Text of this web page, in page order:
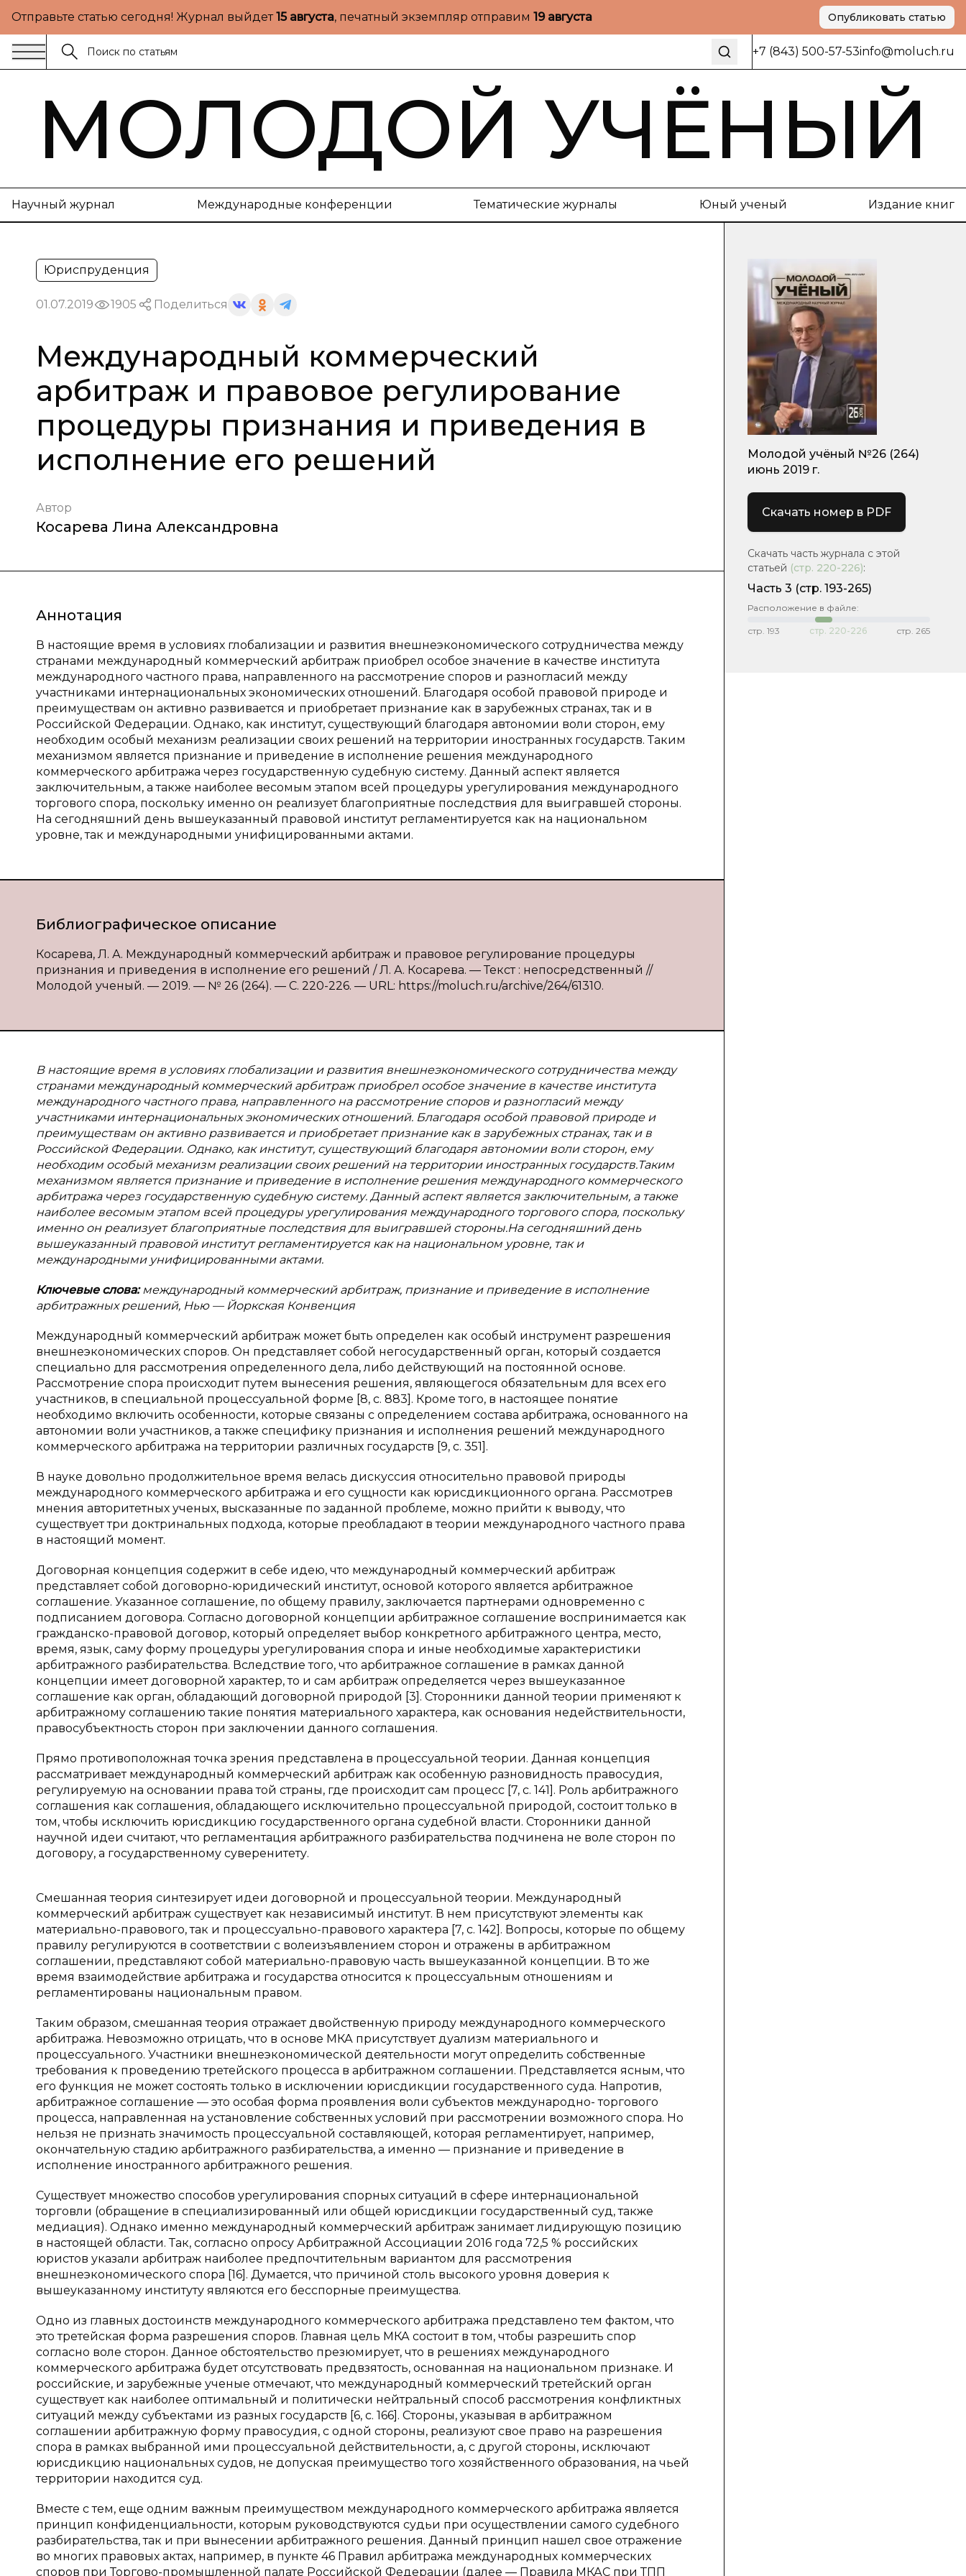
Отправьте статью сегодня! Журнал выйдет15 августа, печатный экземпляр отправим 19 августа Опубликовать статью
+7 (843) 500-57-53info@moluch.ru
МОЛОДОЙ УЧЁНЫЙ
Научный журнал Международные конференции Тематические журналы Юный ученый Издание книг
Юриспруденция
01.07.2019 1905 Поделиться
Международный коммерческий
арбитраж и правовое регулирование
процедуры признания и приведения в
исполнение его решений
Автор
Косарева Лина Александровна
Аннотация
В настоящие время в условиях глобализации и развития внешнеэкономического сотрудничества между
странами международный коммерческий арбитраж приобрел особое значение в качестве института
международного частного права, направленного на рассмотрение споров и разногласий между
участниками интернациональных экономических отношений. Благодаря особой правовой природе и
преимуществам он активно развивается и приобретает признание как в зарубежных странах, так и в
Российской Федерации. Однако, как институт, существующий благодаря автономии воли сторон, ему
необходим особый механизм реализации своих решений на территории иностранных государств. Таким
механизмом является признание и приведение в исполнение решения международного
коммерческого арбитража через государственную судебную систему. Данный аспект является
заключительным, а также наиболее весомым этапом всей процедуры урегулирования международного
торгового спора, поскольку именно он реализует благоприятные последствия для выигравшей стороны.
На сегодняшний день вышеуказанный правовой институт регламентируется как на национальном
уровне, так и международными унифицированными актами.
Библиографическое описание
Косарева, Л. А. Международный коммерческий арбитраж и правовое регулирование процедуры
признания и приведения в исполнение его решений / Л. А. Косарева. — Текст : непосредственный //
Молодой ученый. — 2019. — № 26 (264). — С. 220-226. — URL: https://moluch.ru/archive/264/61310.
В настоящие время в условиях глобализации и развития внешнеэкономического сотрудничества между
странами международный коммерческий арбитраж приобрел особое значение в качестве института
международного частного права, направленного на рассмотрение споров и разногласий между
участниками интернациональных экономических отношений. Благодаря особой правовой природе и
преимуществам он активно развивается и приобретает признание как в зарубежных странах, так и в
Российской Федерации. Однако, как институт, существующий благодаря автономии воли сторон, ему
необходим особый механизм реализации своих решений на территории иностранных государств.Таким
механизмом является признание и приведение в исполнение решения международного коммерческого
арбитража через государственную судебную систему. Данный аспект является заключительным, а также
наиболее весомым этапом всей процедуры урегулирования международного торгового спора, поскольку
именно он реализует благоприятные последствия для выигравшей стороны.На сегодняшний день
вышеуказанный правовой институт регламентируется как на национальном уровне, так и
международными унифицированными актами.
Ключевые слова:международный коммерческий арбитраж, признание и приведение в исполнение
арбитражных решений, Нью — Йоркская Конвенция
Международный коммерческий арбитраж может быть определен как особый инструмент разрешения
внешнеэкономических споров. Он представляет собой негосударственный орган, который создается
специально для рассмотрения определенного дела, либо действующий на постоянной основе.
Рассмотрение спора происходит путем вынесения решения, являющегося обязательным для всех его
участников, в специальной процессуальной форме [8, c. 883]. Кроме того, в настоящее понятие
необходимо включить особенности, которые связаны с определением состава арбитража, основанного на
автономии воли участников, а также специфику признания и исполнения решений международного
коммерческого арбитража на территории различных государств [9, c. 351].
В науке довольно продолжительное время велась дискуссия относительно правовой природы
международного коммерческого арбитража и его сущности как юрисдикционного органа. Рассмотрев
мнения авторитетных ученых, высказанные по заданной проблеме, можно прийти к выводу, что
существует три доктринальных подхода, которые преобладают в теории международного частного права
в настоящий момент.
Договорная концепция содержит в себе идею, что международный коммерческий арбитраж
представляет собой договорно-юридический институт, основой которого является арбитражное
соглашение. Указанное соглашение, по общему правилу, заключается партнерами одновременно с
подписанием договора. Согласно договорной концепции арбитражное соглашение воспринимается как
гражданско-правовой договор, который определяет выбор конкретного арбитражного центра, место,
время, язык, саму форму процедуры урегулирования спора и иные необходимые характеристики
арбитражного разбирательства. Вследствие того, что арбитражное соглашение в рамках данной
концепции имеет договорной характер, то и сам арбитраж определяется через вышеуказанное
соглашение как орган, обладающий договорной природой [3]. Сторонники данной теории применяют к
арбитражному соглашению такие понятия материального характера, как основания недействительности,
правосубъектность сторон при заключении данного соглашения.
Прямо противоположная точка зрения представлена в процессуальной теории. Данная концепция
рассматривает международный коммерческий арбитраж как особенную разновидность правосудия,
регулируемую на основании права той страны, где происходит сам процесс [7, с. 141]. Роль арбитражного
соглашения как соглашения, обладающего исключительно процессуальной природой, состоит только в
том, чтобы исключить юрисдикцию государственного органа судебной власти. Сторонники данной
научной идеи считают, что регламентация арбитражного разбирательства подчинена не воле сторон по
договору, а государственному суверенитету.
Смешанная теория синтезирует идеи договорной и процессуальной теории. Международный
коммерческий арбитраж существует как независимый институт. В нем присутствуют элементы как
материально-правового, так и процессуально-правового характера [7, с. 142]. Вопросы, которые по общему
правилу регулируются в соответствии с волеизъявлением сторон и отражены в арбитражном
соглашении, представляют собой материально-правовую часть вышеуказанной концепции. В то же
время взаимодействие арбитража и государства относится к процессуальным отношениям и
регламентированы национальным правом.
Таким образом, смешанная теория отражает двойственную природу международного коммерческого
арбитража. Невозможно отрицать, что в основе МКА присутствует дуализм материального и
процессуального. Участники внешнеэкономической деятельности могут определить собственные
требования к проведению третейского процесса в арбитражном соглашении. Представляется ясным, что
его функция не может состоять только в исключении юрисдикции государственного суда. Напротив,
арбитражное соглашение — это особая форма проявления воли субъектов международно- торгового
процесса, направленная на установление собственных условий при рассмотрении возможного спора. Но
нельзя не признать значимость процессуальной составляющей, которая регламентирует, например,
окончательную стадию арбитражного разбирательства, а именно — признание и приведение в
исполнение иностранного арбитражного решения.
Существует множество способов урегулирования спорных ситуаций в сфере интернациональной
торговли (обращение в специализированный или общей юрисдикции государственный суд, также
медиация). Однако именно международный коммерческий арбитраж занимает лидирующую позицию
в настоящей области. Так, согласно опросу Арбитражной Ассоциации 2016 года 72,5 % российских
юристов указали арбитраж наиболее предпочтительным вариантом для рассмотрения
внешнеэкономического спора [16]. Думается, что причиной столь высокого уровня доверия к
вышеуказанному институту являются его бесспорные преимущества.
Одно из главных достоинств международного коммерческого арбитража представлено тем фактом, что
это третейская форма разрешения споров. Главная цель МКА состоит в том, чтобы разрешить спор
согласно воле сторон. Данное обстоятельство презюмирует, что в решениях международного
коммерческого арбитража будет отсутствовать предвзятость, основанная на национальном признаке. И
российские, и зарубежные ученые отмечают, что международный коммерческий третейский орган
существует как наиболее оптимальный и политически нейтральный способ рассмотрения конфликтных
ситуаций между субъектами из разных государств [6, c. 166]. Стороны, указывая в арбитражном
соглашении арбитражную форму правосудия, с одной стороны, реализуют свое право на разрешения
спора в рамках выбранной ими процессуальной действительности, а, с другой стороны, исключают
юрисдикцию национальных судов, не допуская преимущество того хозяйственного образования, на чьей
территории находится суд.
Вместе с тем, еще одним важным преимуществом международного коммерческого арбитража является
принцип конфиденциальности, которым руководствуются судьи при осуществлении самого судебного
разбирательства, так и при вынесении арбитражного решения. Данный принцип нашел свое отражение
во многих правовых актах, например, в пункте 46 Правил арбитража международных коммерческих
споров при Торгово-промышленной палате Российской Федерации (далее — Правила МКАС при ТПП
Молодой учёный №26 (264)
июнь 2019 г.
Скачать номер в PDF
Скачать часть журнала с этой
статьей (стр. 220-226):
Часть 3 (стр. 193-265)
Расположение в файле:
стр. 193 стр. 220-226 стр. 265